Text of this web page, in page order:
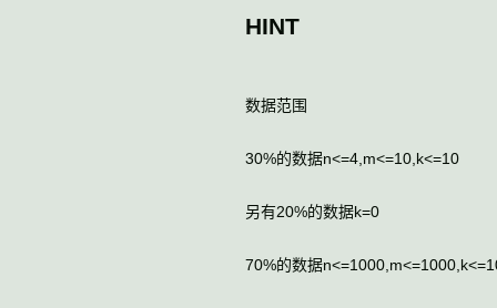
HINT
数据范围
30%的数据n<=4,m<=10,k<=10
另有20%的数据k=0
70%的数据